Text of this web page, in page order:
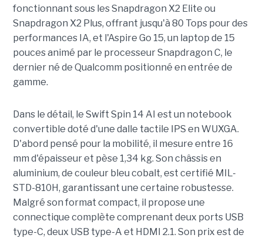
fonctionnant sous les Snapdragon X2 Elite ou
Snapdragon X2 Plus, offrant jusqu'à 80 Tops pour des
performances IA, et l'Aspire Go 15, un laptop de 15
pouces animé par le processeur Snapdragon C, le
dernier né de Qualcomm positionné en entrée de
gamme.
Dans le détail, le Swift Spin 14 AI est un notebook
convertible doté d'une dalle tactile IPS en WUXGA.
D'abord pensé pour la mobilité, il mesure entre 16
mm d'épaisseur et pèse 1,34 kg. Son châssis en
aluminium, de couleur bleu cobalt, est certifié MIL-
STD-810H, garantissant une certaine robustesse.
Malgré son format compact, il propose une
connectique complète comprenant deux ports USB
type-C, deux USB type-A et HDMI 2.1. Son prix est de